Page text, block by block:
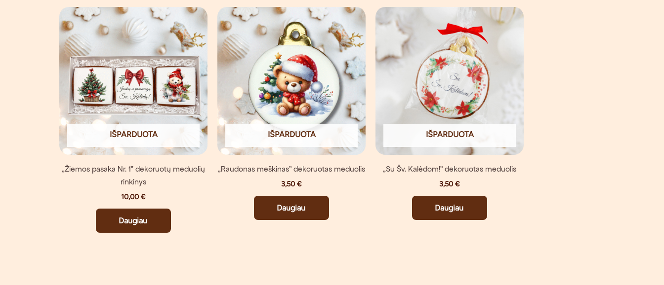
IŠPARDUOTA
„Žiemos pasaka Nr. 1″ dekoruotų meduolių
rinkinys
10,00€
Daugiau
IŠPARDUOTA
„Raudonas meškinas” dekoruotas meduolis
3,50€
Daugiau
IŠPARDUOTA
„Su Šv. Kalėdom!” dekoruotas meduolis
3,50€
Daugiau